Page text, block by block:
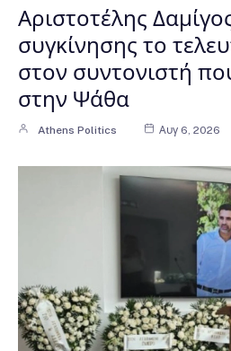
Αριστοτέλης
συγκίνησης το
στον συντονιστή
στην Ψάθα
Athens Politics Αυγ 6, 2026